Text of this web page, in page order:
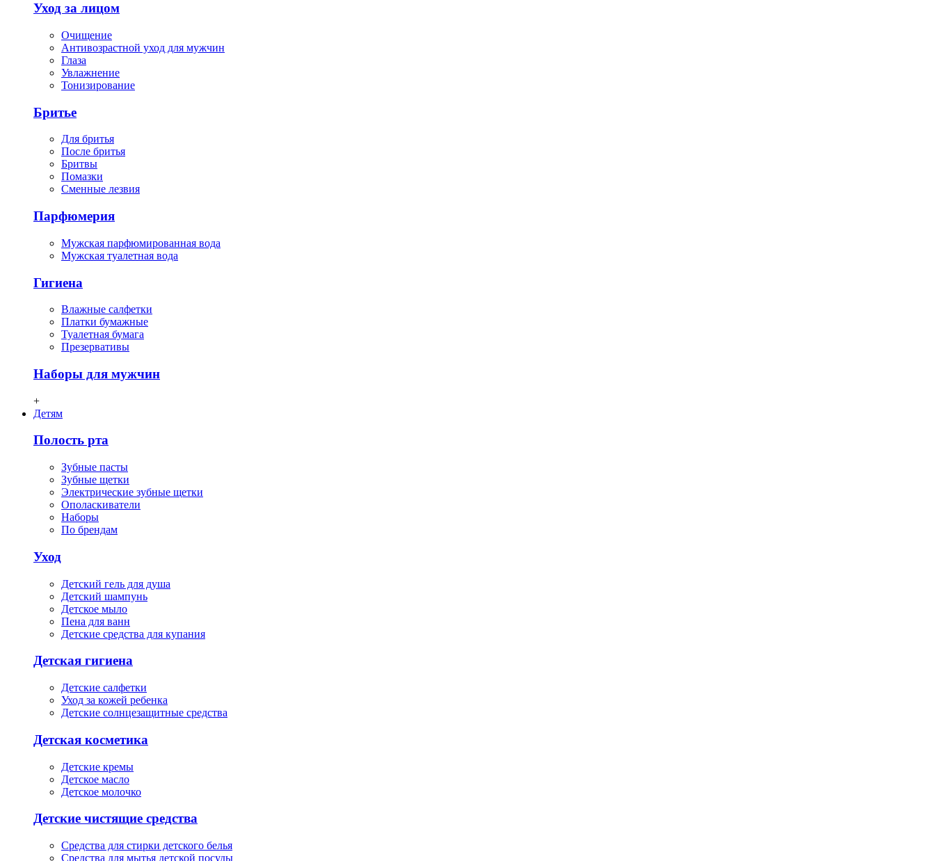
Уход за лицом
Очищение
Антивозрастной уход для мужчин
Глаза
Увлажнение
Тонизирование
Бритье
Для бритья
После бритья
Бритвы
Помазки
Сменные лезвия
Парфюмерия
Мужская парфюмированная вода
Мужская туалетная вода
Гигиена
Влажные салфетки
Платки бумажные
Туалетная бумага
Презервативы
Наборы для мужчин
+
Детям
Полость рта
Зубные пасты
Зубные щетки
Электрические зубные щетки
Ополаскиватели
Наборы
По брендам
Уход
Детский гель для душа
Детский шампунь
Детское мыло
Пена для ванн
Детские средства для купания
Детская гигиена
Детские салфетки
Уход за кожей ребенка
Детские солнцезащитные средства
Детская косметика
Детские кремы
Детское масло
Детское молочко
Детские чистящие средства
Средства для стирки детского белья
Средства для мытья детской посуды